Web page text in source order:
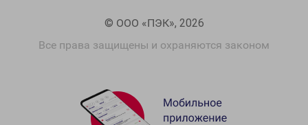
© ООО «ПЭК», 2026
Все права защищены и охраняются законом